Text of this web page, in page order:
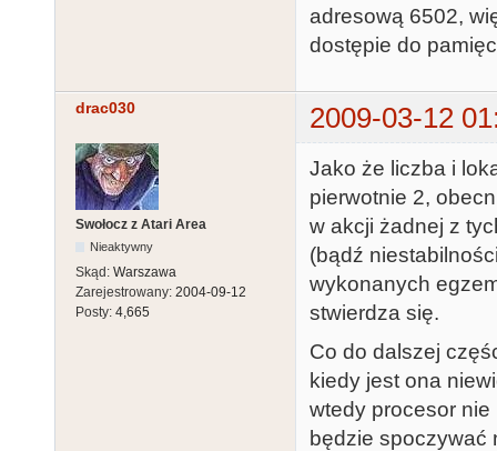
adresową 6502,
dostępie do
drac030 2009-03-12
Swołocz z Atari Area
Nieaktywny
Skąd: Warszawa
Zarejestrowany: 2004-09-12
Posty: 4,665
Jako że liczba i
pierwotnie 2,
w akcji żadnej z
(bądź
wykonanych
stwierdza się.
Co do dalszej
kiedy jest ona
wtedy procesor
będzie spoczywać